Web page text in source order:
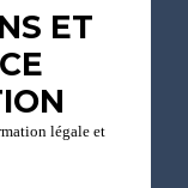
ET
légale et